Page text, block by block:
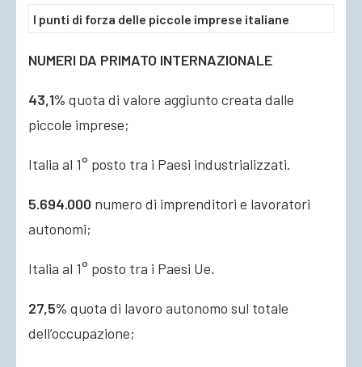
I punti di forza delle piccole imprese italiane
NUMERI DA PRIMATO INTERNAZIONALE
43,1% quota di valore aggiunto creata dalle
piccole imprese;
Italia al 1° posto tra i Paesi industrializzati.
5.694.000 numero di imprenditori e lavoratori
autonomi;
Italia al 1° posto tra i Paesi Ue.
27,5% quota di lavoro autonomo sul totale
dell’occupazione;